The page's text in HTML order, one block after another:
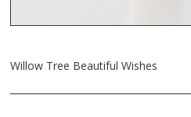
FRAGT
KONTAKT
Willow Tree Beautiful Wishes